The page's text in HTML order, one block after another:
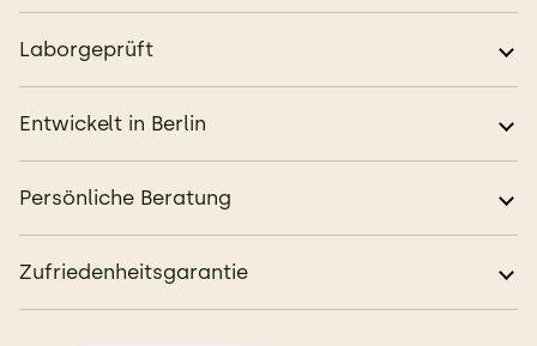
Laborgeprüft
Entwickelt in Berlin
Persönliche Beratung
Zufriedenheitsgarantie